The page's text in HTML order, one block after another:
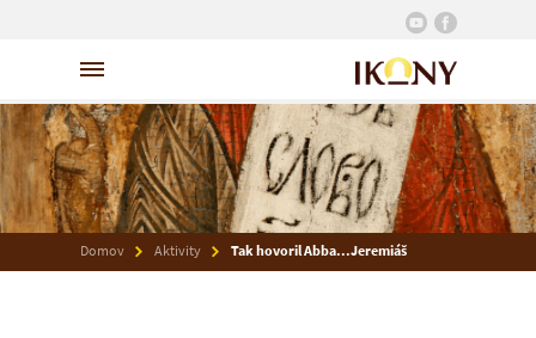
Domov Aktivity Tak hovoril Abba...Jeremiáš